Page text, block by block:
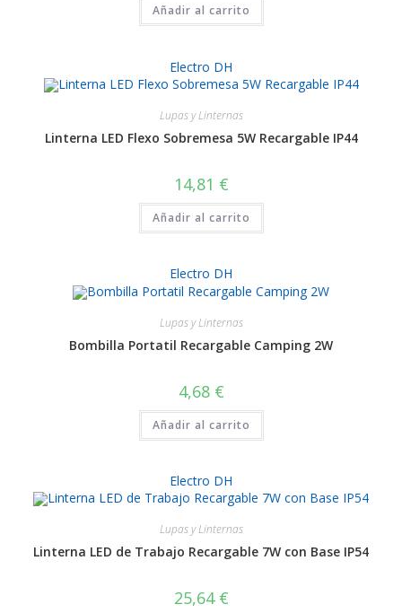
Añadir al carrito
Electro DH
Lupas y Linternas
Linterna LED Flexo Sobremesa 5W Recargable IP44
14,81 €
Añadir al carrito
Electro DH
Lupas y Linternas
Bombilla Portatil Recargable Camping 2W
4,68 €
Añadir al carrito
Electro DH
Lupas y Linternas
Linterna LED de Trabajo Recargable 7W con Base IP54
25,64 €